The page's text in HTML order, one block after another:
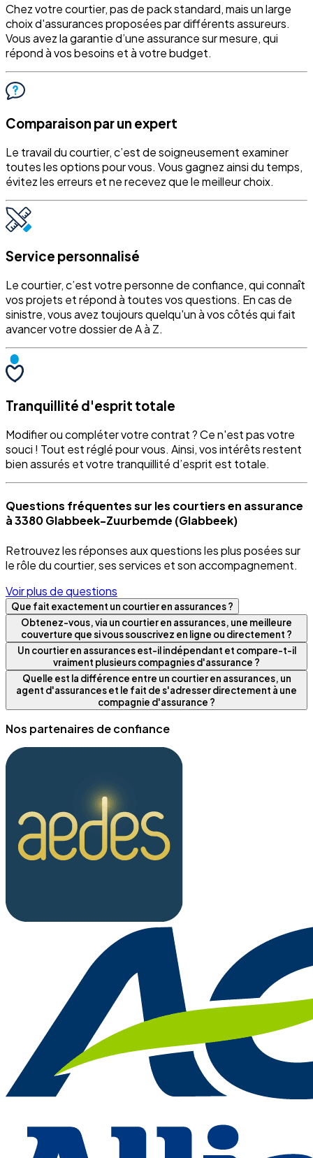
Chez votre courtier, pas de pack standard, mais un large
choix d'assurances proposées par différents assureurs.
Vous avez la garantie d’une assurance sur mesure, qui
répond à vos besoins et à votre budget.
Comparaison par un expert
Le travail du courtier, c’est de soigneusement examiner
toutes les options pour vous. Vous gagnez ainsi du temps,
évitez les erreurs et ne recevez que le meilleur choix.
Service personnalisé
Le courtier, c’est votre personne de confiance, qui connaît
vos projets et répond à toutes vos questions. En cas de
sinistre, vous avez toujours quelqu'un à vos côtés qui fait
avancer votre dossier de A à Z.
Tranquillité d'esprit totale
Modifier ou compléter votre contrat ? Ce n'est pas votre
souci ! Tout est réglé pour vous. Ainsi, vos intérêts restent
bien assurés et votre tranquillité d’esprit est totale.
Questions fréquentes sur les courtiers en assurance
à 3380 Glabbeek-Zuurbemde (Glabbeek)
Retrouvez les réponses aux questions les plus posées sur
le rôle du courtier, ses services et son accompagnement.
Voir plus de questions
Que fait exactement un courtier en assurances ?
Obtenez-vous, via un courtier en assurances, une meilleure
couverture que si vous souscrivez en ligne ou directement ?
Un courtier en assurances est-il indépendant et compare-t-il
vraiment plusieurs compagnies d'assurance ?
Quelle est la différence entre un courtier en assurances, un
agent d'assurances et le fait de s'adresser directement à une
compagnie d'assurance ?
Nos partenaires de confiance